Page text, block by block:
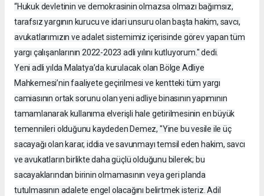
“Hukuk devletinin ve demokrasinin olmazsa olmazı bağımsız,
tarafsız yargının kurucu ve idari unsuru olan başta hakim, savcı,
avukatlarımızın ve adalet sistemimiz içerisinde görev yapan tüm
yargı çalışanlarının 2022-2023 adli yılını kutluyorum." dedi.
Yeni adli yılda Malatya’da kurulacak olan Bölge Adliye
Mahkemesi’nin faaliyete geçirilmesi ve kentteki tüm yargı
camiasının ortak sorunu olan yeni adliye binasının yapımının
tamamlanarak kullanıma elverişli hale getirilmesinin en büyük
temennileri olduğunu kaydeden Demez, "Yine bu vesile ile üç
sacayağı olan karar, iddia ve savunmayı temsil eden hakim, savcı
ve avukatların birlikte daha güçlü olduğunu bilerek; bu
sacayaklarından birinin olmamasının veya geri planda
tutulmasının adalete engel olacağını belirtmek isteriz. Adil